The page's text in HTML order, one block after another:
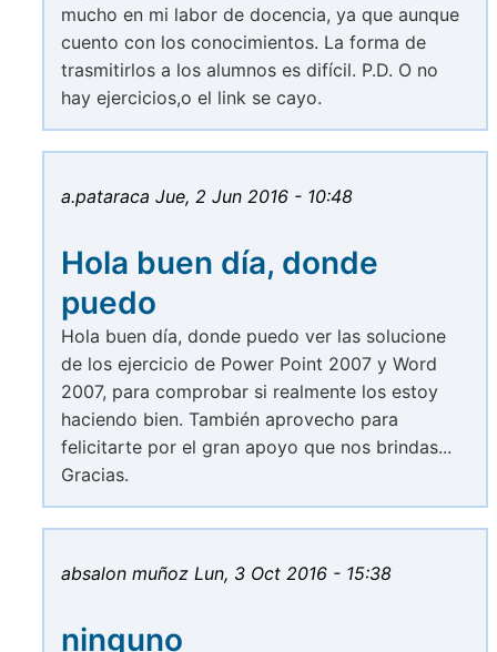
mucho en mi labor de docencia, ya que aunque
cuento con los conocimientos. La forma de
trasmitirlos a los alumnos es difícil. P.D. O no
hay ejercicios,o el link se cayo.
a.pataraca Jue, 2 Jun 2016 - 10:48
Hola buen día, donde
puedo
Hola buen día, donde puedo ver las solucione
de los ejercicio de Power Point 2007 y Word
2007, para comprobar si realmente los estoy
haciendo bien. También aprovecho para
felicitarte por el gran apoyo que nos brindas...
Gracias.
absalon muñoz Lun, 3 Oct 2016 - 15:38
ninguno